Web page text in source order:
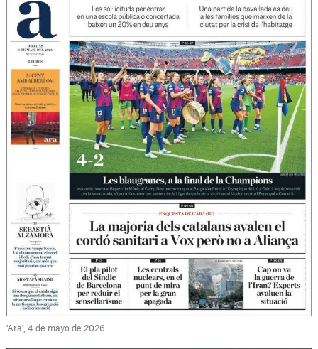
'Ara', 4 de mayo de 2026